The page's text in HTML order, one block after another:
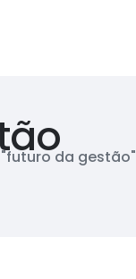
da gestão"